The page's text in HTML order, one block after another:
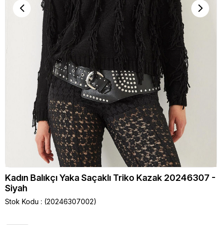
Kadın Balıkçı Yaka Saçaklı Triko Kazak 20246307 -
Siyah
Stok Kodu (20246307002)